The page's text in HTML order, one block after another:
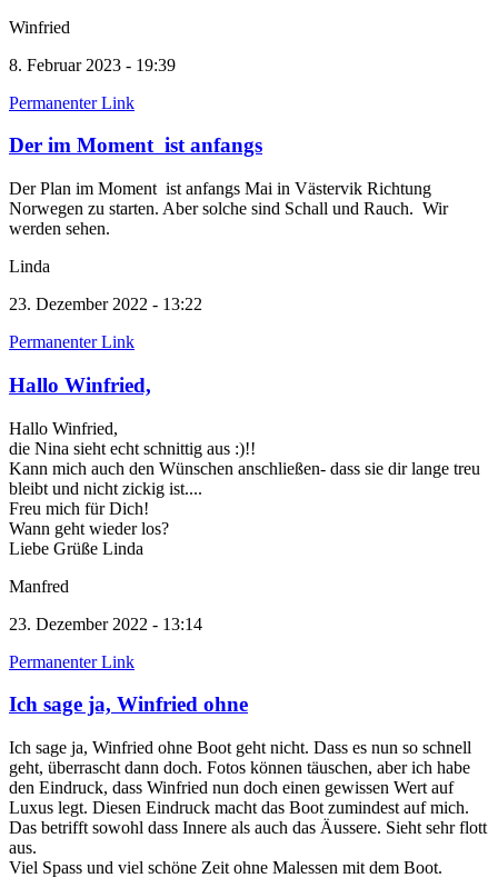
Winfried
8. Februar 2023 - 19:39
Permanenter Link
Der im Moment ist anfangs
Der Plan im Moment ist anfangs Mai in Västervik Richtung
Norwegen zu starten. Aber solche sind Schall und Rauch. Wir
werden sehen.
Linda
23. Dezember 2022 - 13:22
Permanenter Link
Hallo Winfried,
Hallo Winfried,
die Nina sieht echt schnittig aus :)!!
Kann mich auch den Wünschen anschließen- dass sie dir lange treu
bleibt und nicht zickig ist....
Freu mich für Dich!
Wann geht wieder los?
Liebe Grüße Linda
Manfred
23. Dezember 2022 - 13:14
Permanenter Link
Ich sage ja, Winfried ohne
Ich sage ja, Winfried ohne Boot geht nicht. Dass es nun so schnell
geht, überrascht dann doch. Fotos können täuschen, aber ich habe
den Eindruck, dass Winfried nun doch einen gewissen Wert auf
Luxus legt. Diesen Eindruck macht das Boot zumindest auf mich.
Das betrifft sowohl dass Innere als auch das Äussere. Sieht sehr flott
aus.
Viel Spass und viel schöne Zeit ohne Malessen mit dem Boot.